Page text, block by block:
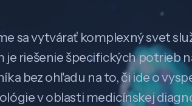
sa vytvárať komplexný svet
je riešenie špecifických potrieb
bez ohľadu na to, či ide o
v oblasti medicínskej